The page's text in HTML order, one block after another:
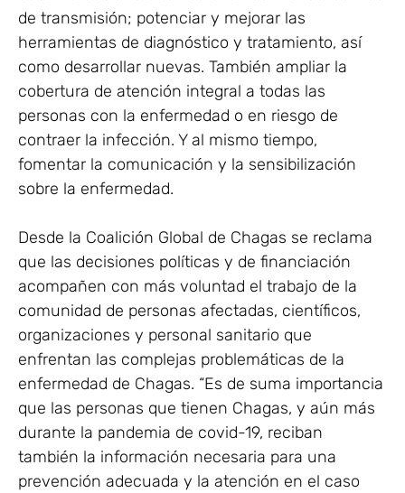
de transmisión; potenciar y mejorar las
herramientas de diagnóstico y tratamiento, así
como desarrollar nuevas. También ampliar la
cobertura de atención integral a todas las
personas con la enfermedad o en riesgo de
contraer la infección. Y al mismo tiempo,
fomentar la comunicación y la sensibilización
sobre la enfermedad.
Desde la Coalición Global de Chagas se reclama
que las decisiones políticas y de financiación
acompañen con más voluntad el trabajo de la
comunidad de personas afectadas, científicos,
organizaciones y personal sanitario que
enfrentan las complejas problemáticas de la
enfermedad de Chagas. “Es de suma importancia
que las personas que tienen Chagas, y aún más
durante la pandemia de covid-19, reciban
también la información necesaria para una
prevención adecuada y la atención en el caso